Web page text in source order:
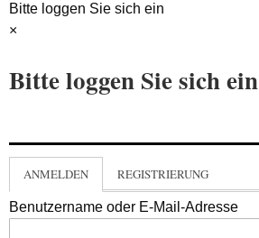
Bitte loggen Sie sich ein
×
Bitte loggen Sie sich ein
ANMELDEN REGISTRIERUNG
Benutzername oder E-Mail-Adresse